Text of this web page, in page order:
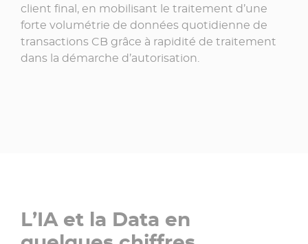
client final, en mobilisant le traitement d’une
forte volumétrie de données quotidienne de
transactions CB grâce à rapidité de traitement
dans la démarche d’autorisation.
L’IA et la Data en